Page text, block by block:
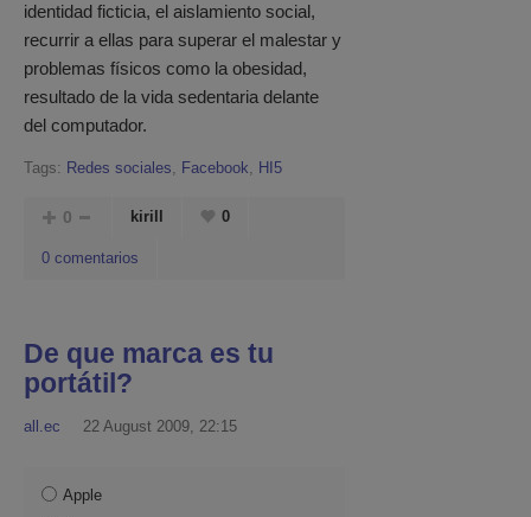
identidad ficticia, el aislamiento social,
recurrir a ellas para superar el malestar y
problemas físicos como la obesidad,
resultado de la vida sedentaria delante
del computador.
Tags: Redes sociales, Facebook, HI5
0 kirill 0
0 comentarios
De que marca es tu
portátil?
all.ec 22 August 2009, 22:15
Apple